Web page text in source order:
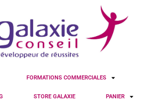
FORMATIONS COMMERCIALES
STORE GALAXIE PANIER